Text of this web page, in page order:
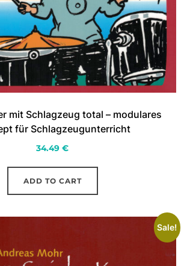
mit Schlagzeug total – modulares
für Schlagzeugunterricht
34.49 €
ADD TO CART
Sale!